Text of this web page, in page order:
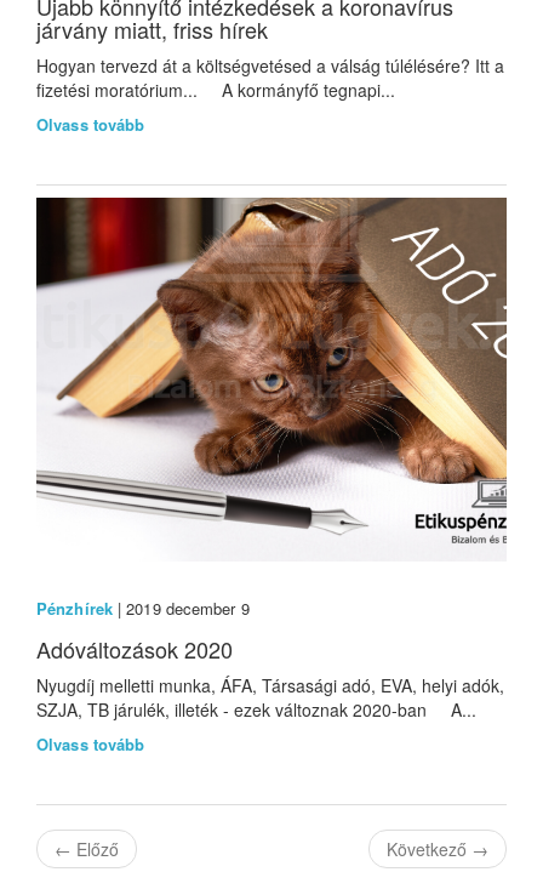
járvány miatt, friss hírek
Hogyan tervezd át a költségvetésed a válság túlélésére? Itt a
fizetési moratórium... A kormányfő tegnapi...
Olvass tovább
Pénzhírek| 2019 december 9
Adóváltozások 2020
Nyugdíj melletti munka, ÁFA, Társasági adó, EVA, helyi adók,
SZJA, TB járulék, illeték - ezek változnak 2020-ban A...
Olvass tovább
← Előző Következő →